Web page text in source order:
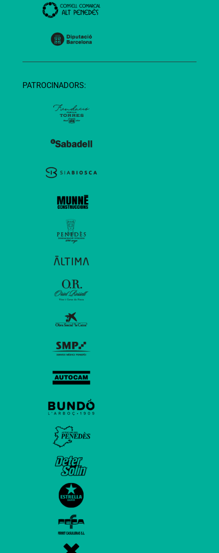
PATROCINADORS: